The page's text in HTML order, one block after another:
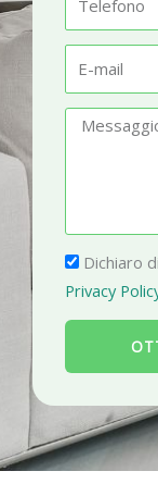
à
l
fm
a
g
g
i
P
r
i
a
c
y
Dichiaro
Privacy